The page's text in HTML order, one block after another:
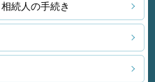
続人の手続き